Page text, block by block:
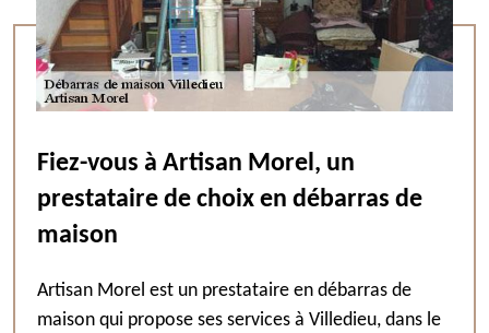
Fiez-vous à Artisan Morel, un
prestataire de choix en débarras de
maison
Artisan Morel est un prestataire en débarras de
maison qui propose ses services à Villedieu, dans le